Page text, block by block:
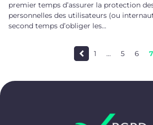
premier temps d’assurer la protection
personnelles des utilisateurs (ou
second temps d’obliger les...
1 … 5 6 7